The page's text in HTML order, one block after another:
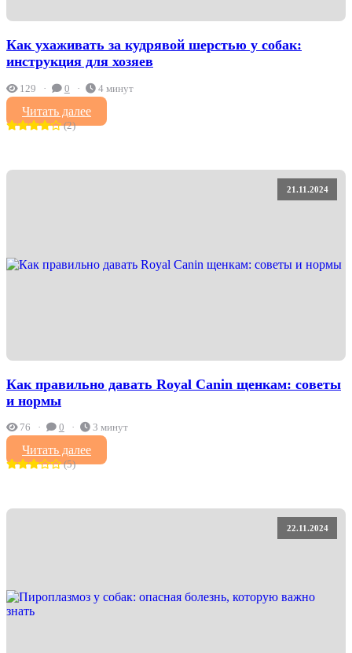
Как ухаживать за кудрявой шерстью у собак:
инструкция для хозяев
129 0 4 минут
Читать далее
(2)
21.11.2024
Как правильно давать Royal Canin щенкам: советы
и нормы
76 0 3 минут
Читать далее
(5)
22.11.2024